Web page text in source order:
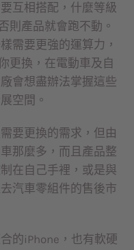
互相搭配，什麼等級
則產品就會跑不動。
需要更強的運算力，
更換，在電動車及自
會想盡辦法掌握這些
空間。
要更換的需求，但由
那麼多，而且產品整
在自己手裡，或是與
汽車零組件的售後市
的iPhone，也有軟硬